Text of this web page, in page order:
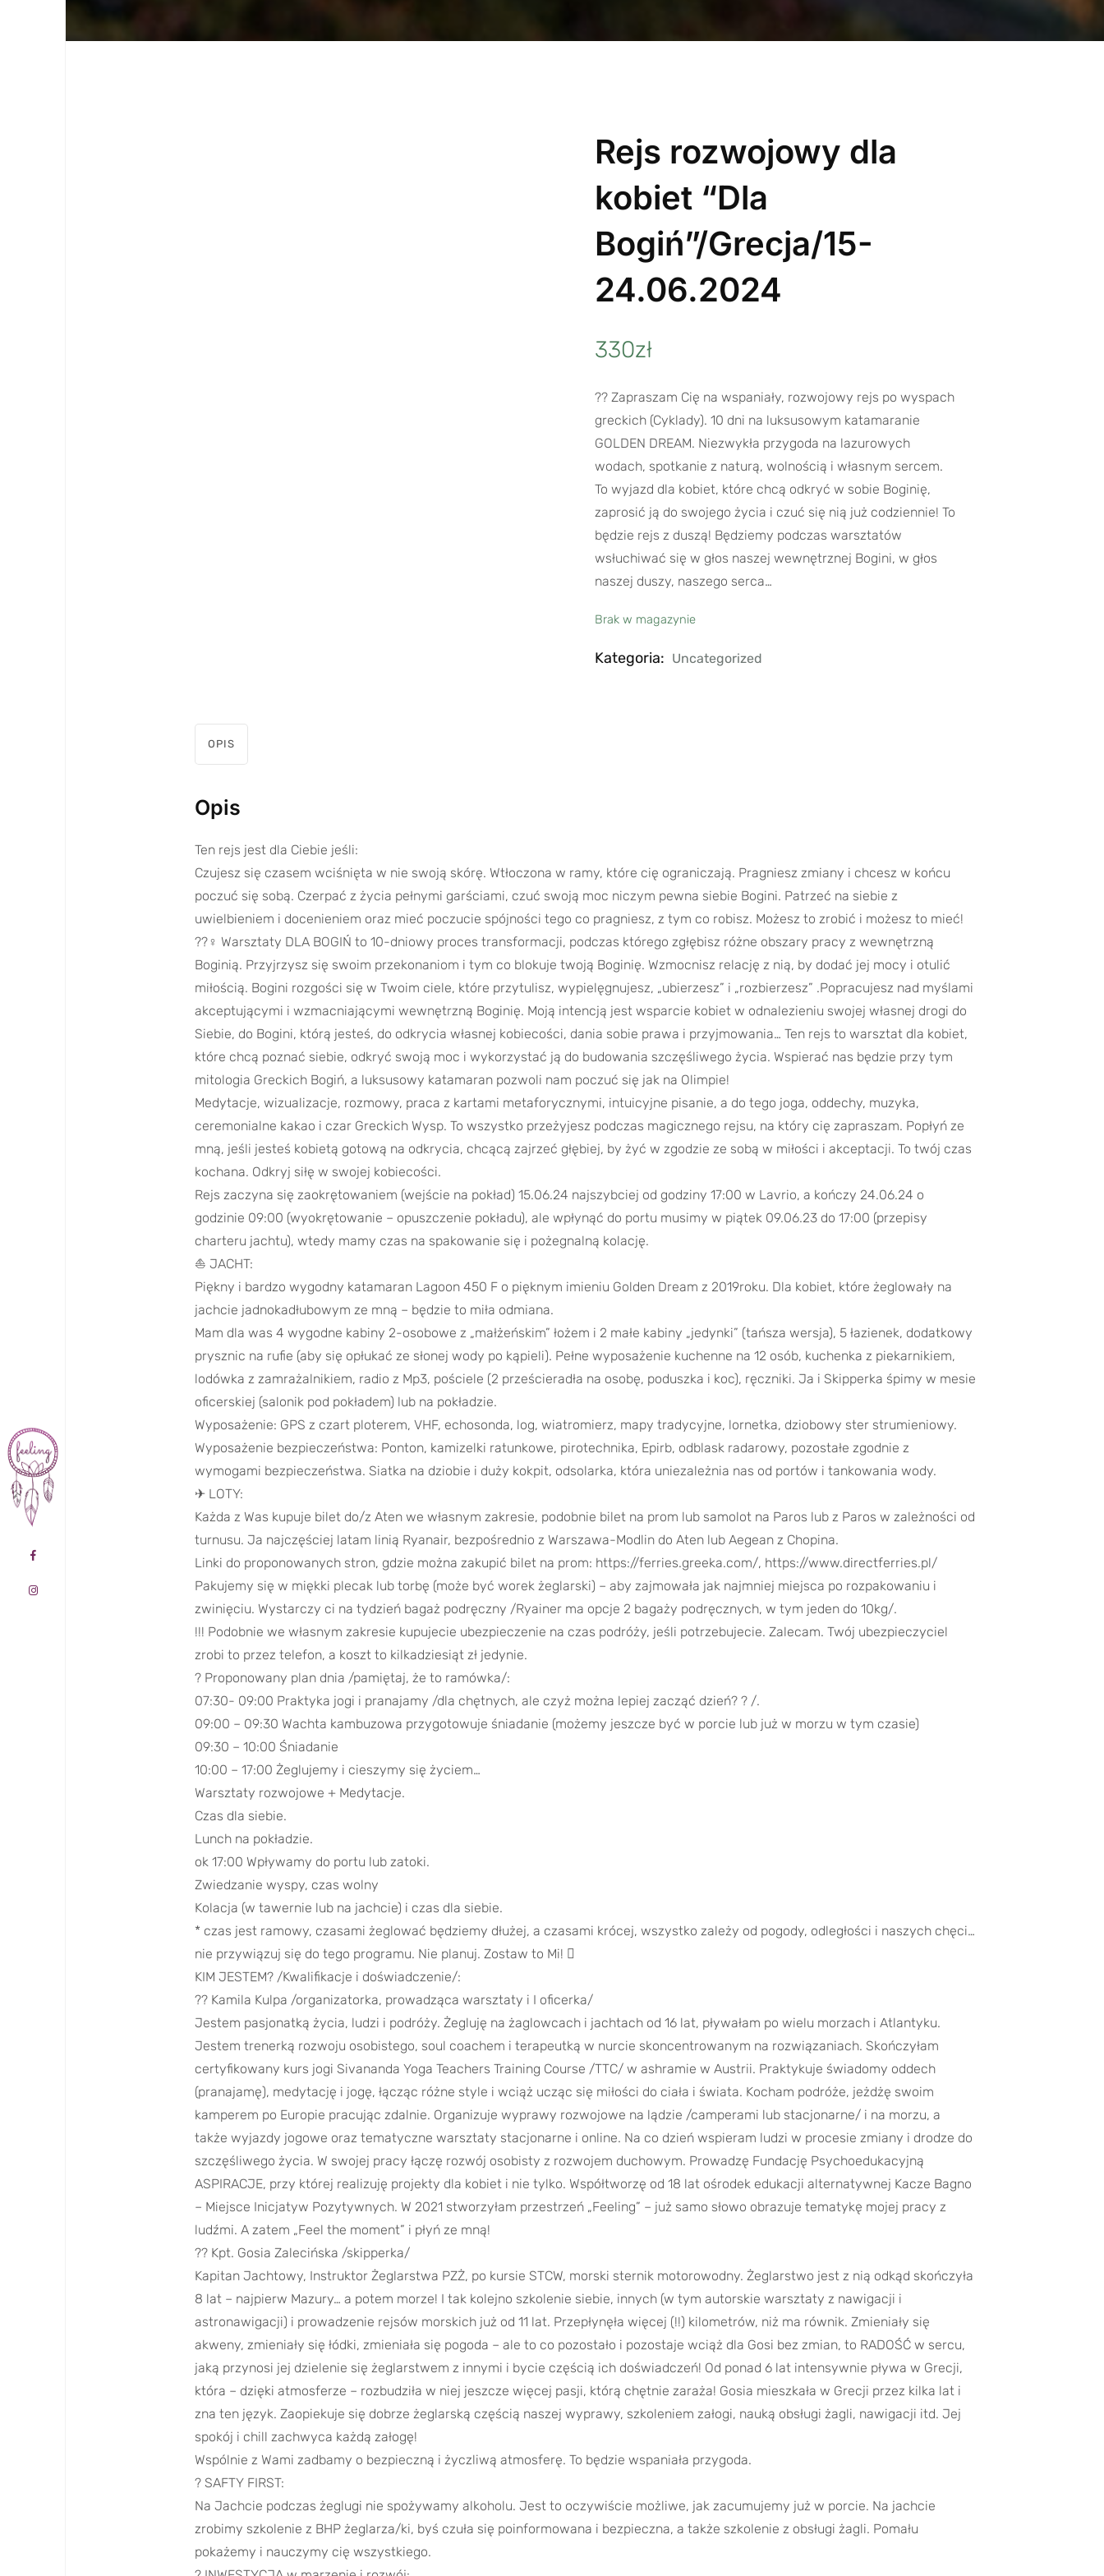
Rejs rozwojowy dla
kobiet “Dla
Bogiń”/Grecja/15-
24.06.2024
330zł
?? Zapraszam Cię na wspaniały, rozwojowy rejs po wyspach
greckich (Cyklady). 10 dni na luksusowym katamaranie
GOLDEN DREAM. Niezwykła przygoda na lazurowych
wodach, spotkanie z naturą, wolnością i własnym sercem.
To wyjazd dla kobiet, które chcą odkryć w sobie Boginię,
zaprosić ją do swojego życia i czuć się nią już codziennie! To
będzie rejs z duszą! Będziemy podczas warsztatów
wsłuchiwać się w głos naszej wewnętrznej Bogini, w głos
naszej duszy, naszego serca…
Brak w magazynie
Kategoria: Uncategorized
OPIS
Opis
Ten rejs jest dla Ciebie jeśli:
Czujesz się czasem wciśnięta w nie swoją skórę. Wtłoczona w ramy, które cię ograniczają. Pragniesz zmiany i chcesz w końcu
poczuć się sobą. Czerpać z życia pełnymi garściami, czuć swoją moc niczym pewna siebie Bogini. Patrzeć na siebie z
uwielbieniem i docenieniem oraz mieć poczucie spójności tego co pragniesz, z tym co robisz. Możesz to zrobić i możesz to mieć!
??‍♀️ Warsztaty DLA BOGIŃ to 10-dniowy proces transformacji, podczas którego zgłębisz różne obszary pracy z wewnętrzną
Boginią. Przyjrzysz się swoim przekonaniom i tym co blokuje twoją Boginię. Wzmocnisz relację z nią, by dodać jej mocy i otulić
miłością. Bogini rozgości się w Twoim ciele, które przytulisz, wypielęgnujesz, „ubierzesz” i „rozbierzesz” .Popracujesz nad myślami
akceptującymi i wzmacniającymi wewnętrzną Boginię. Moją intencją jest wsparcie kobiet w odnalezieniu swojej własnej drogi do
Siebie, do Bogini, którą jesteś, do odkrycia własnej kobiecości, dania sobie prawa i przyjmowania… Ten rejs to warsztat dla kobiet,
które chcą poznać siebie, odkryć swoją moc i wykorzystać ją do budowania szczęśliwego życia. Wspierać nas będzie przy tym
mitologia Greckich Bogiń, a luksusowy katamaran pozwoli nam poczuć się jak na Olimpie!
Medytacje, wizualizacje, rozmowy, praca z kartami metaforycznymi, intuicyjne pisanie, a do tego joga, oddechy, muzyka,
ceremonialne kakao i czar Greckich Wysp. To wszystko przeżyjesz podczas magicznego rejsu, na który cię zapraszam. Popłyń ze
mną, jeśli jesteś kobietą gotową na odkrycia, chcącą zajrzeć głębiej, by żyć w zgodzie ze sobą w miłości i akceptacji. To twój czas
kochana. Odkryj siłę w swojej kobiecości.
Rejs zaczyna się zaokrętowaniem (wejście na pokład) 15.06.24 najszybciej od godziny 17:00 w Lavrio, a kończy 24.06.24 o
godzinie 09:00 (wyokrętowanie – opuszczenie pokładu), ale wpłynąć do portu musimy w piątek 09.06.23 do 17:00 (przepisy
charteru jachtu), wtedy mamy czas na spakowanie się i pożegnalną kolację.
⛵ JACHT:
Piękny i bardzo wygodny katamaran Lagoon 450 F o pięknym imieniu Golden Dream z 2019roku. Dla kobiet, które żeglowały na
jachcie jadnokadłubowym ze mną – będzie to miła odmiana.
Mam dla was 4 wygodne kabiny 2-osobowe z „małżeńskim” łożem i 2 małe kabiny „jedynki” (tańsza wersja), 5 łazienek, dodatkowy
prysznic na rufie (aby się opłukać ze słonej wody po kąpieli). Pełne wyposażenie kuchenne na 12 osób, kuchenka z piekarnikiem,
lodówka z zamrażalnikiem, radio z Mp3, pościele (2 prześcieradła na osobę, poduszka i koc), ręczniki. Ja i Skipperka śpimy w mesie
oficerskiej (salonik pod pokładem) lub na pokładzie.
Wyposażenie: GPS z czart ploterem, VHF, echosonda, log, wiatromierz, mapy tradycyjne, lornetka, dziobowy ster strumieniowy.
Wyposażenie bezpieczeństwa: Ponton, kamizelki ratunkowe, pirotechnika, Epirb, odblask radarowy, pozostałe zgodnie z
wymogami bezpieczeństwa. Siatka na dziobie i duży kokpit, odsolarka, która uniezależnia nas od portów i tankowania wody.
✈ LOTY:
Każda z Was kupuje bilet do/z Aten we własnym zakresie, podobnie bilet na prom lub samolot na Paros lub z Paros w zależności od
turnusu. Ja najczęściej latam linią Ryanair, bezpośrednio z Warszawa-Modlin do Aten lub Aegean z Chopina.
Linki do proponowanych stron, gdzie można zakupić bilet na prom: https://ferries.greeka.com/, https://www.directferries.pl/
Pakujemy się w miękki plecak lub torbę (może być worek żeglarski) – aby zajmowała jak najmniej miejsca po rozpakowaniu i
zwinięciu. Wystarczy ci na tydzień bagaż podręczny /Ryainer ma opcje 2 bagaży podręcznych, w tym jeden do 10kg/.
!!! Podobnie we własnym zakresie kupujecie ubezpieczenie na czas podróży, jeśli potrzebujecie. Zalecam. Twój ubezpieczyciel
zrobi to przez telefon, a koszt to kilkadziesiąt zł jedynie.
? Proponowany plan dnia /pamiętaj, że to ramówka/:
07:30- 09:00 Praktyka jogi i pranajamy /dla chętnych, ale czyż można lepiej zacząć dzień? ? /.
09:00 – 09:30 Wachta kambuzowa przygotowuje śniadanie (możemy jeszcze być w porcie lub już w morzu w tym czasie)
09:30 – 10:00 Śniadanie
10:00 – 17:00 Żeglujemy i cieszymy się życiem…
Warsztaty rozwojowe + Medytacje.
Czas dla siebie.
Lunch na pokładzie.
ok 17:00 Wpływamy do portu lub zatoki.
Zwiedzanie wyspy, czas wolny
Kolacja (w tawernie lub na jachcie) i czas dla siebie.
* czas jest ramowy, czasami żeglować będziemy dłużej, a czasami krócej, wszystko zależy od pogody, odległości i naszych chęci…
nie przywiązuj się do tego programu. Nie planuj. Zostaw to Mi! 
KIM JESTEM? /Kwalifikacje i doświadczenie/:
?? Kamila Kulpa /organizatorka, prowadząca warsztaty i I oficerka/
Jestem pasjonatką życia, ludzi i podróży. Żegluję na żaglowcach i jachtach od 16 lat, pływałam po wielu morzach i Atlantyku.
Jestem trenerką rozwoju osobistego, soul coachem i terapeutką w nurcie skoncentrowanym na rozwiązaniach. Skończyłam
certyfikowany kurs jogi Sivananda Yoga Teachers Training Course /TTC/ w ashramie w Austrii. Praktykuje świadomy oddech
(pranajamę), medytację i jogę, łącząc różne style i wciąż ucząc się miłości do ciała i świata. Kocham podróże, jeżdżę swoim
kamperem po Europie pracując zdalnie. Organizuje wyprawy rozwojowe na lądzie /camperami lub stacjonarne/ i na morzu, a
także wyjazdy jogowe oraz tematyczne warsztaty stacjonarne i online. Na co dzień wspieram ludzi w procesie zmiany i drodze do
szczęśliwego życia. W swojej pracy łączę rozwój osobisty z rozwojem duchowym. Prowadzę Fundację Psychoedukacyjną
ASPIRACJE, przy której realizuję projekty dla kobiet i nie tylko. Współtworzę od 18 lat ośrodek edukacji alternatywnej Kacze Bagno
– Miejsce Inicjatyw Pozytywnych. W 2021 stworzyłam przestrzeń „Feeling” – już samo słowo obrazuje tematykę mojej pracy z
ludźmi. A zatem „Feel the moment” i płyń ze mną!
?? Kpt. Gosia Zalecińska /skipperka/
Kapitan Jachtowy, Instruktor Żeglarstwa PZŻ, po kursie STCW, morski sternik motorowodny. Żeglarstwo jest z nią odkąd skończyła
8 lat – najpierw Mazury… a potem morze! I tak kolejno szkolenie siebie, innych (w tym autorskie warsztaty z nawigacji i
astronawigacji) i prowadzenie rejsów morskich już od 11 lat. Przepłynęła więcej (!!) kilometrów, niż ma równik. Zmieniały się
akweny, zmieniały się łódki, zmieniała się pogoda – ale to co pozostało i pozostaje wciąż dla Gosi bez zmian, to RADOŚĆ w sercu,
jaką przynosi jej dzielenie się żeglarstwem z innymi i bycie częścią ich doświadczeń! Od ponad 6 lat intensywnie pływa w Grecji,
która – dzięki atmosferze – rozbudziła w niej jeszcze więcej pasji, którą chętnie zaraża! Gosia mieszkała w Grecji przez kilka lat i
zna ten język. Zaopiekuje się dobrze żeglarską częścią naszej wyprawy, szkoleniem załogi, nauką obsługi żagli, nawigacji itd. Jej
spokój i chill zachwyca każdą załogę!
Wspólnie z Wami zadbamy o bezpieczną i życzliwą atmosferę. To będzie wspaniała przygoda.
? SAFTY FIRST:
Na Jachcie podczas żeglugi nie spożywamy alkoholu. Jest to oczywiście możliwe, jak zacumujemy już w porcie. Na jachcie
zrobimy szkolenie z BHP żeglarza/ki, byś czuła się poinformowana i bezpieczna, a także szkolenie z obsługi żagli. Pomału
pokażemy i nauczymy cię wszystkiego.